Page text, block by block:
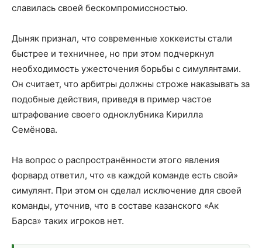
славилась своей бескомпромиссностью.
Дыняк признал, что современные хоккеисты стали
быстрее и техничнее, но при этом подчеркнул
необходимость ужесточения борьбы с симулянтами.
Он считает, что арбитры должны строже наказывать за
подобные действия, приведя в пример частое
штрафование своего одноклубника Кирилла
Семёнова.
На вопрос о распространённости этого явления
форвард ответил, что «в каждой команде есть свой»
симулянт. При этом он сделал исключение для своей
команды, уточнив, что в составе казанского «Ак
Барса» таких игроков нет.